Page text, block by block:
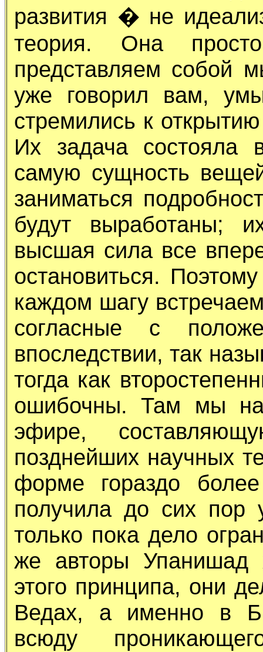
развития � не
теория. Она
представляем собой
уже говорил вам,
стремились к
Их задача состояла
самую сущность
заниматься
будут выработаны;
высшая сила все
остановиться.
каждом шагу
согласные с
впоследствии, так
тогда как
ошибочны. Там мы
эфире,
позднейших научных
форме гораздо
получила до сих пор
только пока дело
же авторы Упанишад
этого принципа, они
Ведах, а именно в
всюду